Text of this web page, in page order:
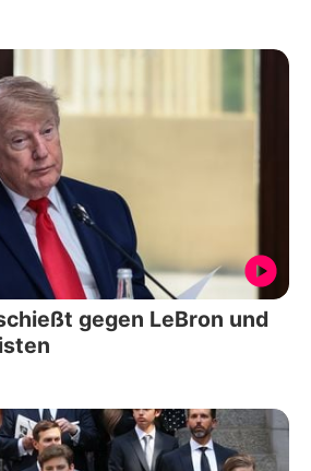
gegen LeBron und